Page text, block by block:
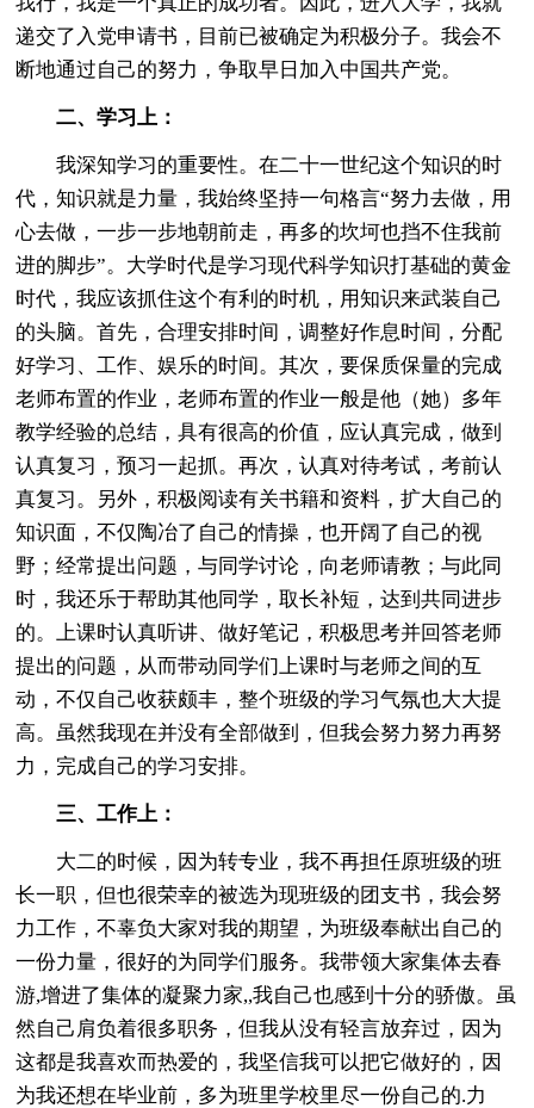
递交了入党申请书，目前已被确定为积极分子。我会不
断地通过自己的努力，争取早日加入中国共产党。
二、学习上：
我深知学习的重要性。在二十一世纪这个知识的时
代，知识就是力量，我始终坚持一句格言“努力去做，用
心去做，一步一步地朝前走，再多的坎坷也挡不住我前
进的脚步”。大学时代是学习现代科学知识打基础的黄金
时代，我应该抓住这个有利的时机，用知识来武装自己
的头脑。首先，合理安排时间，调整好作息时间，分配
好学习、工作、娱乐的时间。其次，要保质保量的完成
老师布置的作业，老师布置的作业一般是他（她）多年
教学经验的总结，具有很高的价值，应认真完成，做到
认真复习，预习一起抓。再次，认真对待考试，考前认
真复习。另外，积极阅读有关书籍和资料，扩大自己的
知识面，不仅陶冶了自己的情操，也开阔了自己的视
野；经常提出问题，与同学讨论，向老师请教；与此同
时，我还乐于帮助其他同学，取长补短，达到共同进步
的。上课时认真听讲、做好笔记，积极思考并回答老师
提出的问题，从而带动同学们上课时与老师之间的互
动，不仅自己收获颇丰，整个班级的学习气氛也大大提
高。虽然我现在并没有全部做到，但我会努力努力再努
力，完成自己的学习安排。
三、工作上：
大二的时候，因为转专业，我不再担任原班级的班
长一职，但也很荣幸的被选为现班级的团支书，我会努
力工作，不辜负大家对我的期望，为班级奉献出自己的
一份力量，很好的为同学们服务。我带领大家集体去春
游,增进了集体的凝聚力家,,我自己也感到十分的骄傲。虽
然自己肩负着很多职务，但我从没有轻言放弃过，因为
这都是我喜欢而热爱的，我坚信我可以把它做好的，因
为我还想在毕业前，多为班里学校里尽一份自己的.力